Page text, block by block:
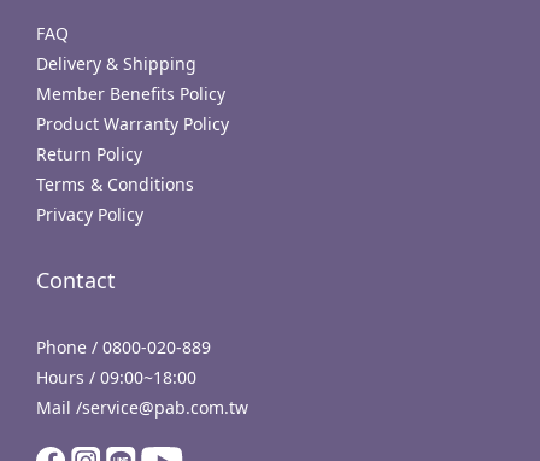
FAQ
Delivery & Shipping
Member Benefits Policy
Product Warranty Policy
Return Policy
Terms & Conditions
Privacy Policy
Contact
Phone / 0800-020-889
Hours / 09:00~18:00
Mail /service@pab.com.tw